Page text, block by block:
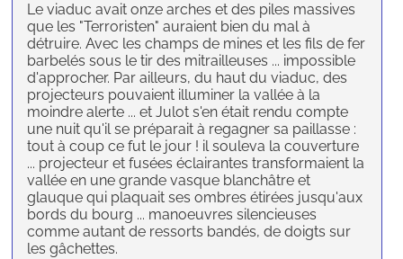
Le viaduc avait onze arches et des piles massives
que les "Terroristen" auraient bien du mal à
détruire. Avec les champs de mines et les fils de fer
barbelés sous le tir des mitrailleuses ... impossible
d'approcher. Par ailleurs, du haut du viaduc, des
projecteurs pouvaient illuminer la vallée à la
moindre alerte ... et Julot s'en était rendu compte
une nuit qu'il se préparait à regagner sa paillasse :
tout à coup ce fut le jour ! il souleva la couverture
... projecteur et fusées éclairantes transformaient la
vallée en une grande vasque blanchâtre et
glauque qui plaquait ses ombres étirées jusqu'aux
bords du bourg ... manoeuvres silencieuses
comme autant de ressorts bandés, de doigts sur
les gâchettes.